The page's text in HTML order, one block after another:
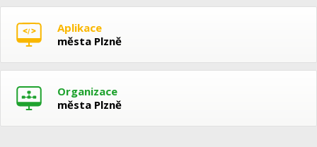
Aplikace
města Plzně
Organizace
města Plzně